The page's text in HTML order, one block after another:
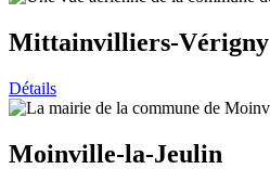
Mittainvilliers-Vérigny
Détails
Moinville-la-Jeulin